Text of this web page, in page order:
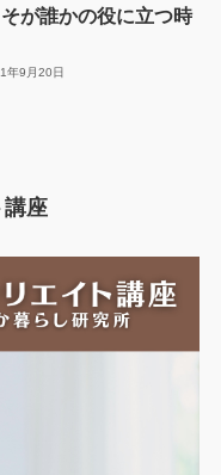
が誰かの役に立つ時
年9月20日
講座